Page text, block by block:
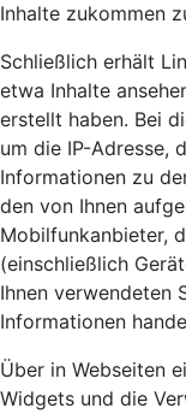
Inhalte zukommen
Schließlich erhält
etwa Inhalte
erstellt haben. Bei
um die IP-Adresse,
Informationen zu
den von Ihnen
Mobilfunkanbieter,
(einschließlich
Ihnen verwendeten
Informationen
Über in Webseiten
Widgets und die